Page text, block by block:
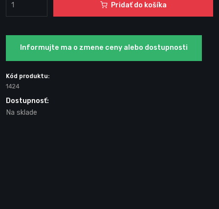
Pridať do košíka
Informujte ma o zmene ceny alebo dostupnosti
Kód produktu:
1424
Dostupnosť:
Na sklade